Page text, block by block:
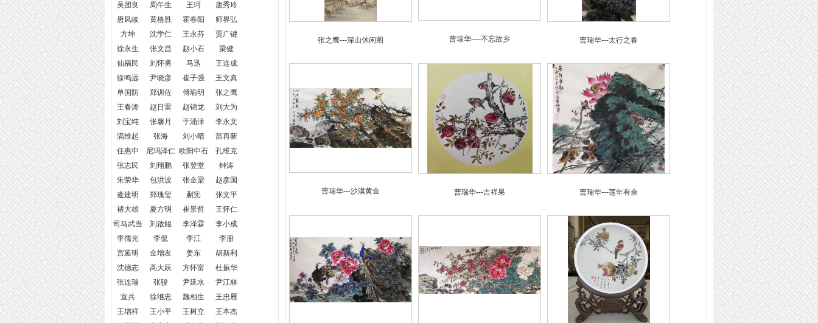
吴团良
周午生 王珂
唐秀玲
唐凤岐
黄格胜 霍春阳
师界弘
方坤
沈学仁 王永芬
贾广键
徐永生
张文昌 赵小石
梁健
仙福民
刘怀勇 马迅
王连成
徐鸣远
尹晓彦 崔子强
王文真
单国防
郑训佐 傅瑜明
张之鹰
王春涛
赵日雷 赵锦龙
刘大为
刘宝纯
张馨月 于涌津
李永文
满维起
张海 刘小晴
苗再新
任惠中
尼玛泽仁 欧阳中石
孔维克
张志民
刘翔鹏 张登堂
钟涛
朱荣华
包洪波 张金梁
赵彦国
逄建明
郑瑰玺 蒯宪
张文平
褚大雄
夏方明 崔景哲
王怀仁
司马武当
刘啟鲲 李泽霖
李小成
李儒光
李侃 李江
李册
宫延明
金增友 姜东
胡新利
沈德志
高大跃 方怀富
杜振华
张连瑞
张骏 尹延水
尹江林
宣兵
徐继忠 魏相生
王忠雁
王增祥
王小平 王树立
王本杰
张之鹰---深山休闲图 曹瑞华----不忘故乡 曹瑞华---太行之春
曹瑞华---沙漠黄金 曹瑞华---吉祥果 曹瑞华---莲年有余